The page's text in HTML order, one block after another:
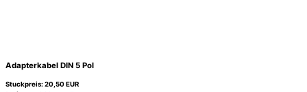
Adapterkabel DIN 5 Pol
Stuckpreis:20,50 EUR